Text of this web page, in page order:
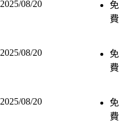
2025/08/20
免
費
2025/08/20
免
費
2025/08/20
免
費